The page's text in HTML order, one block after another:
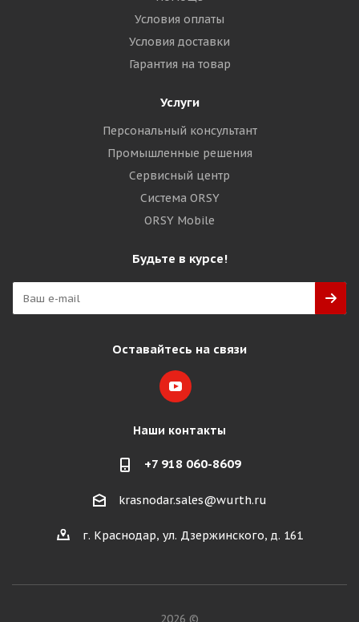
Условия оплаты
Условия доставки
Гарантия на товар
Услуги
Персональный консультант
Промышленные решения
Сервисный центр
Система ORSY
ORSY Mobile
Будьте в курсе!
Оставайтесь на связи
Наши контакты
+7 918 060-8609
krasnodar.sales@wurth.ru
г. Краснодар, ул. Дзержинского, д. 161
2026 ©